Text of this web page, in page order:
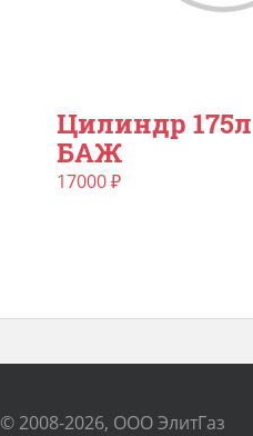
Цилиндр 175л
БАЖ
17000₽
© 2008-2026, ООО ЭлитГаз